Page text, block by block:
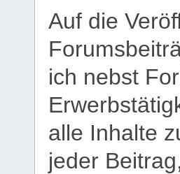
Auf die
ich nebst
alle Inhalte
jeder